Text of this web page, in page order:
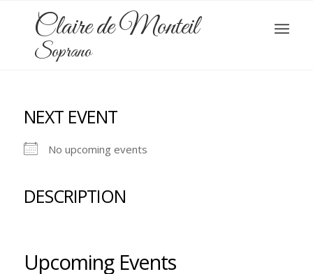
Claire de Monteil
Soprano
NEXT EVENT
No upcoming events
DESCRIPTION
Upcoming Events